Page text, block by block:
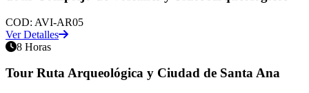
COD: AVI-AR05
Ver Detalles
8 Horas
Tour Ruta Arqueológica y Ciudad de Santa Ana